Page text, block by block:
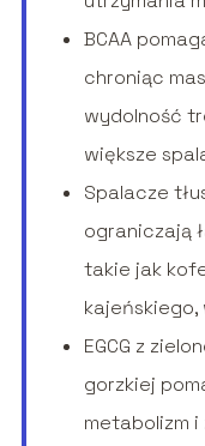
BCAA
chroniąc
wydolność
większe
Spalacze
ograniczają
takie jak
EGCG z
gorzkiej
metabolizm